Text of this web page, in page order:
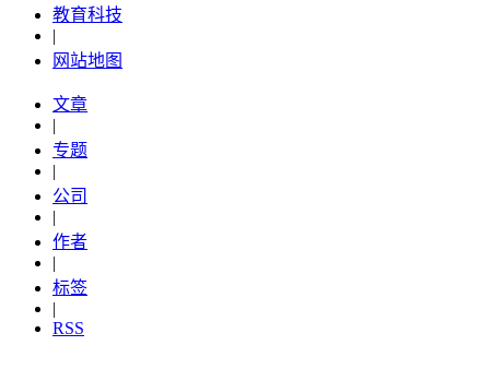
教育科技
|
网站地图
文章
|
专题
|
公司
|
作者
|
标签
|
RSS